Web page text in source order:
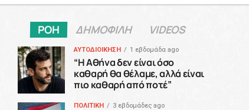
ΡΟΗ ΔΗΜΟΦΙΛΗ VIDEOS
ΑΥΤΟΔΙΟΙΚΗΣΗ 1 εβδομάδα ago
“H Αθήνα δεν είναι όσο
καθαρή θα θέλαμε, αλλά είναι
πιο καθαρή από ποτέ”
ΠΟΛΙΤΙΚΗ 3 εβδομάδες ago